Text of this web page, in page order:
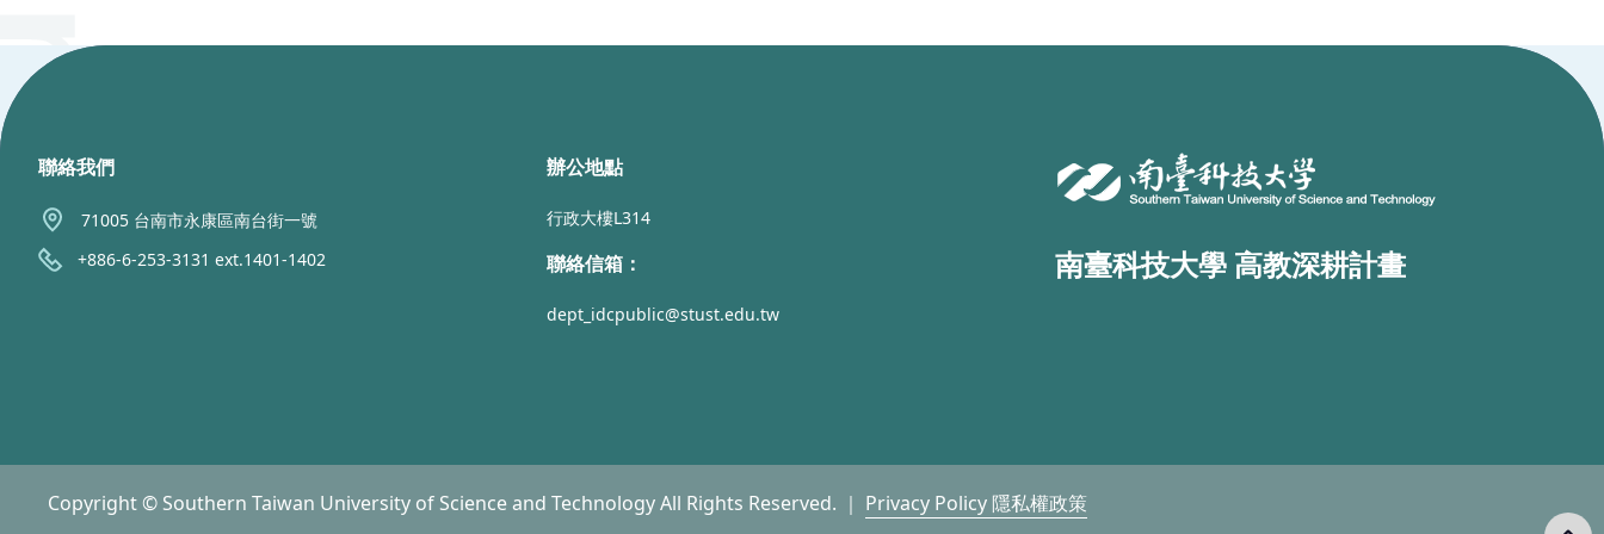
南臺科技大學 高教深耕計畫
聯絡我們
71005 台南市永康區南台街一號
+886-6-253-3131 ext.1401-1402
辦公地點
行政大樓L314
聯絡信箱：
dept_idcpublic@stust.edu.tw
Copyright © Southern Taiwan University of Science and Technology All Rights Reserved. ｜ Privacy Policy 隱私權政策